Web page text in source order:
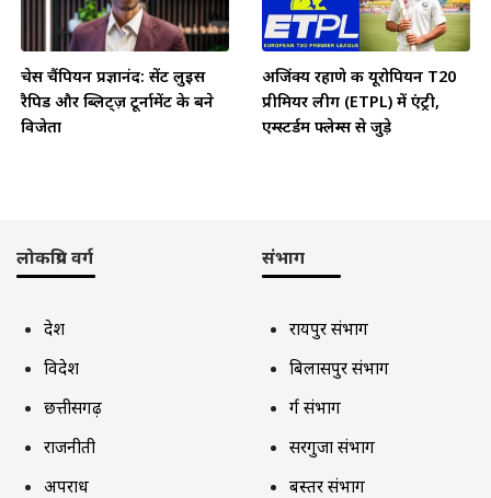
चेस चैंपियन प्रज्ञानंद: सेंट लुइस
रैपिड और ब्लिट्ज़ टूर्नामेंट के बने
विजेता
अजिंक्य रहाणे की यूरोपियन T20
प्रीमियर लीग (ETPL) में एंट्री,
एम्स्टर्डम फ्लेम्स से जुड़े
लोकप्रिय वर्ग
देश
विदेश
छत्तीसगढ़
राजनीती
अपराध
संभाग
रायपुर संभाग
बिलासपुर संभाग
दुर्ग संभाग
सरगुजा संभाग
बस्तर संभाग